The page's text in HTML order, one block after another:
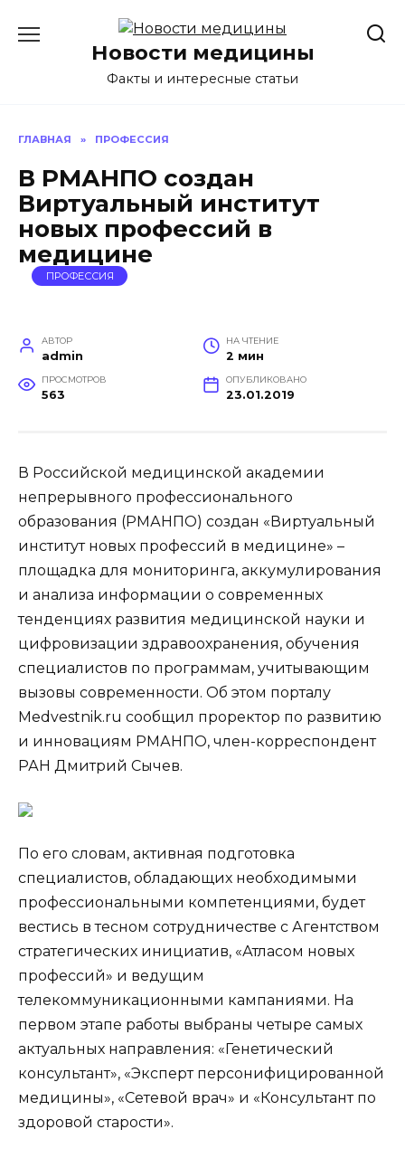
содержаниюНовости медицины
Факты и интересные статьи
ГЛАВНАЯ » ПРОФЕССИЯ
В РМАНПО создан
Виртуальный институт
новых профессий в
медицине
ПРОФЕССИЯ
АВТОР
admin
НА ЧТЕНИЕ
2 мин
ПРОСМОТРОВ
563
ОПУБЛИКОВАНО
23.01.2019
В Российской медицинской академии
непрерывного профессионального
образования (РМАНПО) создан «Виртуальный
институт новых профессий в медицине» –
площадка для мониторинга, аккумулирования
и анализа информации о современных
тенденциях развития медицинской науки и
цифровизации здравоохранения, обучения
специалистов по программам, учитывающим
вызовы современности. Об этом порталу
Medvestnik.ru сообщил проректор по развитию
и инновациям РМАНПО, член-корреспондент
РАН Дмитрий Сычев.
По его словам, активная подготовка
специалистов, обладающих необходимыми
профессиональными компетенциями, будет
вестись в тесном сотрудничестве с Агентством
стратегических инициатив, «Атласом новых
профессий» и ведущим
телекоммуникационными кампаниями. На
первом этапе работы выбраны четыре самых
актуальных направления: «Генетический
консультант», «Эксперт персонифицированной
медицины», «Сетевой врач» и «Консультант по
здоровой старости».